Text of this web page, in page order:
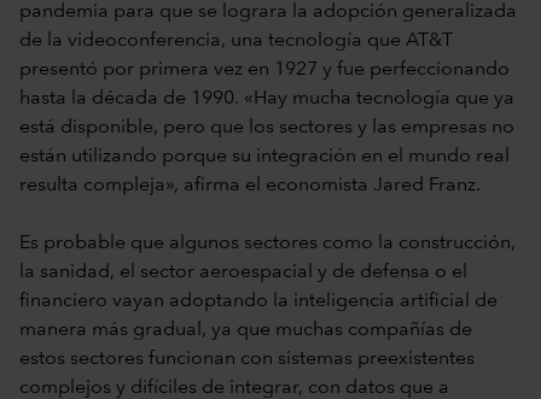
pandemia para que se lograra la adopción generalizada
de la videoconferencia, una tecnología que AT&T
presentó por primera vez en 1927 y fue perfeccionando
hasta la década de 1990. «Hay mucha tecnología que ya
está disponible, pero que los sectores y las empresas no
están utilizando porque su integración en el mundo real
resulta compleja», afirma el economista Jared Franz.
Es probable que algunos sectores como la construcción,
la sanidad, el sector aeroespacial y de defensa o el
financiero vayan adoptando la inteligencia artificial de
manera más gradual, ya que muchas compañías de
estos sectores funcionan con sistemas preexistentes
complejos y difíciles de integrar, con datos que a